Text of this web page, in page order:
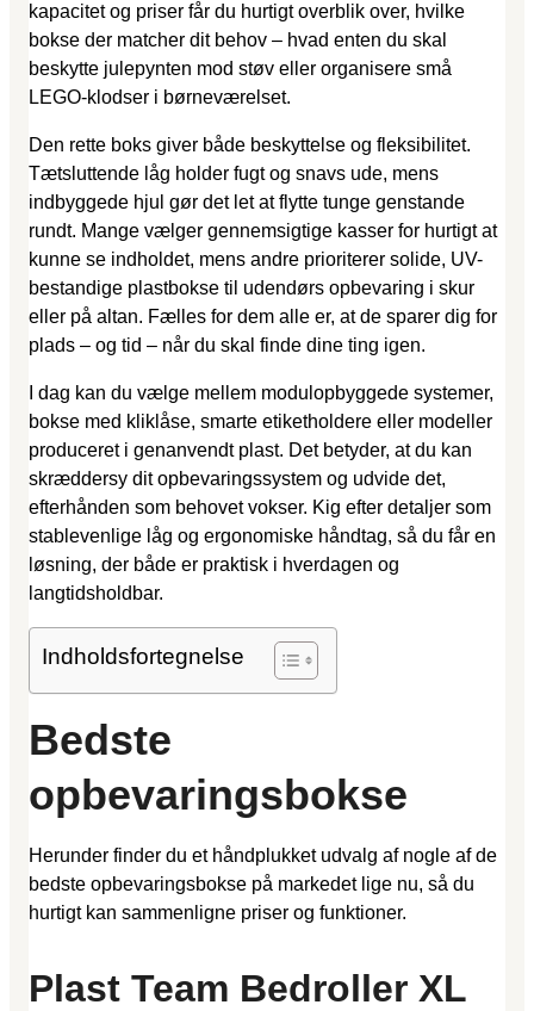
kapacitet og priser får du hurtigt overblik over, hvilke
bokse der matcher dit behov – hvad enten du skal
beskytte julepynten mod støv eller organisere små
LEGO-klodser i børneværelset.
Den rette boks giver både beskyttelse og fleksibilitet.
Tætsluttende låg holder fugt og snavs ude, mens
indbyggede hjul gør det let at flytte tunge genstande
rundt. Mange vælger gennemsigtige kasser for hurtigt at
kunne se indholdet, mens andre prioriterer solide, UV-
bestandige plastbokse til udendørs opbevaring i skur
eller på altan. Fælles for dem alle er, at de sparer dig for
plads – og tid – når du skal finde dine ting igen.
I dag kan du vælge mellem modulopbyggede systemer,
bokse med kliklåse, smarte etiketholdere eller modeller
produceret i genanvendt plast. Det betyder, at du kan
skræddersy dit opbevaringssystem og udvide det,
efterhånden som behovet vokser. Kig efter detaljer som
stable­venlige låg og ergonomiske håndtag, så du får en
løsning, der både er praktisk i hverdagen og
langtidsholdbar.
Indholdsfortegnelse
Bedste
opbevaringsbokse
Herunder finder du et håndplukket udvalg af nogle af de
bedste opbevaringsbokse på markedet lige nu, så du
hurtigt kan sammenligne priser og funktioner.
Plast Team Bedroller XL